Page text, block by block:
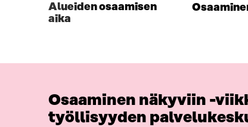
Alueiden osaamisen
aika
Osaaminen näkyviin -
työllisyyden